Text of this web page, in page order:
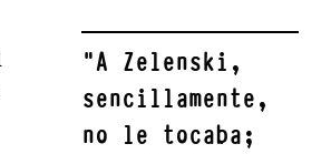
"A Zelenski,
sencillamente,
no le tocaba;